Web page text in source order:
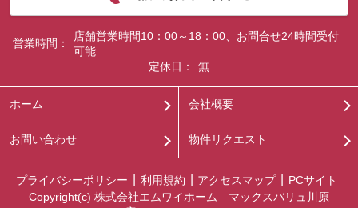
営業時間：
店舗営業時間10：00～18：00、お問合せ24時間受付
可能
定休日：
無
ホーム 会社概要
お問い合わせ 物件リクエスト
プライバシーポリシー 利用規約 アクセスマップ
PCサイト
Copyright(c) 株式会社エムワイホーム マックスバリュ川原